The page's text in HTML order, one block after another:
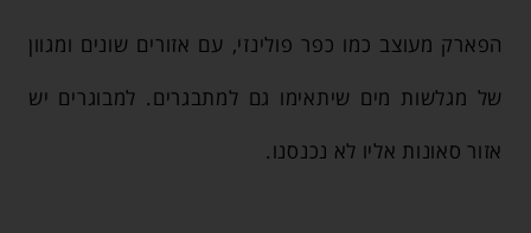
הפארק מעוצב כמו כפר פולינזי, עם אזורים שונים ומגוון
של מגלשות מים שיתאימו גם למתבגרים. למבוגרים יש
אזור סאונות אליו לא נכנסנו.